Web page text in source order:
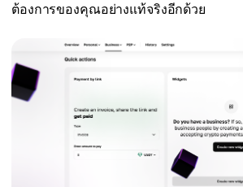
ต้องการของคุณอย่างแท้จริงอีกด้วย